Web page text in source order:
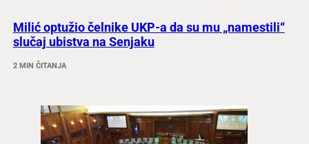
Milić optužio čelnike UKP-a da su mu „namestili“
slučaj ubistva na Senjaku
2 MIN ČITANJA